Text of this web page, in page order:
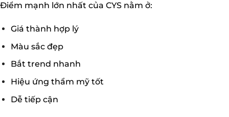
Điểm mạnh lớn nhất của CYS nằm ở:
Giá thành hợp lý
Màu sắc đẹp
Bắt trend nhanh
Hiệu ứng thẩm mỹ tốt
Dễ tiếp cận